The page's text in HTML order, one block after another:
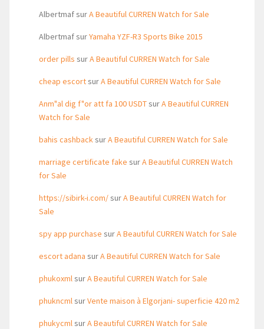
AlbertmafsurA Beautiful CURREN Watch for Sale
AlbertmafsurYamaha YZF-R3 Sports Bike 2015
order pills surA Beautiful CURREN Watch for Sale
cheap escortsurA Beautiful CURREN Watch for Sale
Anm"al dig f"or att fa 100 USDTsurA Beautiful CURREN
Watch for Sale
bahis cashbacksurA Beautiful CURREN Watch for Sale
marriage certificate fake surA Beautiful CURREN Watch
for Sale
https://sibirk-i.com/surA Beautiful CURREN Watch for
Sale
spy app purchase surA Beautiful CURREN Watch for Sale
escort adana surA Beautiful CURREN Watch for Sale
phukoxmlsurA Beautiful CURREN Watch for Sale
phukncmlsurVente maison à Elgorjani- superficie 420 m2
phukycmlsurA Beautiful CURREN Watch for Sale